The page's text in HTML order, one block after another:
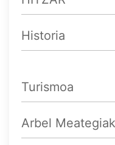
Historia
Turismoa
Arbel Meategiak